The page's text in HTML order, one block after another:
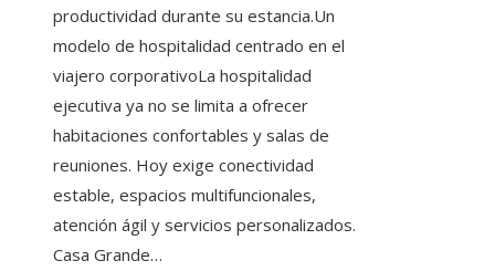
productividad durante su estancia.Un
modelo de hospitalidad centrado en el
viajero corporativoLa hospitalidad
ejecutiva ya no se limita a ofrecer
habitaciones confortables y salas de
reuniones. Hoy exige conectividad
estable, espacios multifuncionales,
atención ágil y servicios personalizados.
Casa Grande…